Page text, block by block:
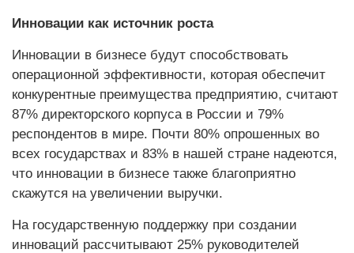
Инновации как источник роста
Инновации в бизнесе будут способствовать
операционной эффективности, которая обеспечит
конкурентные преимущества предприятию, считают
87% директорского корпуса в России и 79%
респондентов в мире. Почти 80% опрошенных во
всех государствах и 83% в нашей стране надеются,
что инновации в бизнесе также благоприятно
скажутся на увеличении выручки.
На государственную поддержку при создании
инноваций рассчитывают 25% руководителей